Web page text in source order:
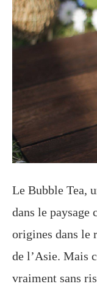
Le Bubble Tea,
dans le paysage
origines dans le
de l’Asie. Mais
vraiment sans